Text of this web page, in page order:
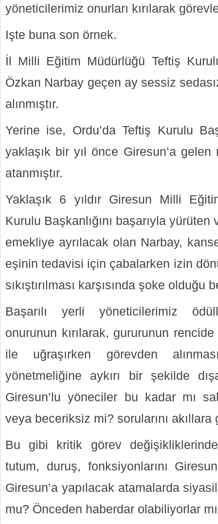
yöneticilerimiz onurları kırılarak
Işte buna son örnek.
İl Milli Eğitim Müdürlüğü Teftiş
Özkan Narbay geçen ay sessiz
alınmıştır.
Yerine ise, Ordu’da Teftiş Kurulu
yaklaşık bir yıl önce Giresun’a
atanmıştır.
Yaklaşık 6 yıldır Giresun Milli
Kurulu Başkanlığını başarıyla yürüten
emekliye ayrılacak olan Narbay,
eşinin tedavisi için çabalarken izin
sıkıştırılması karşısında şoke olduğu
Başarılı yerli yöneticilerimiz
onurunun kırılarak, gururunun
ile uğraşırken görevden
yönetmeliğine aykırı bir şekilde
Giresun’lu yöneciler bu kadar mı
veya beceriksiz mi? sorularını akıllara
Bu gibi kritik görev
tutum, duruş, fonksiyonlarını
Giresun’a yapılacak atamalarda
mu? Önceden haberdar olabiliyorlar